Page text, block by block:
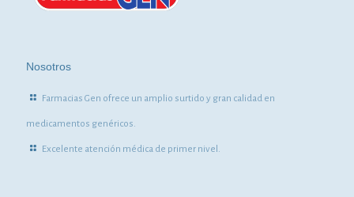
Nosotros
Farmacias Gen ofrece un amplio surtido y gran calidad en
medicamentos genéricos.
Excelente atención médica de primer nivel.